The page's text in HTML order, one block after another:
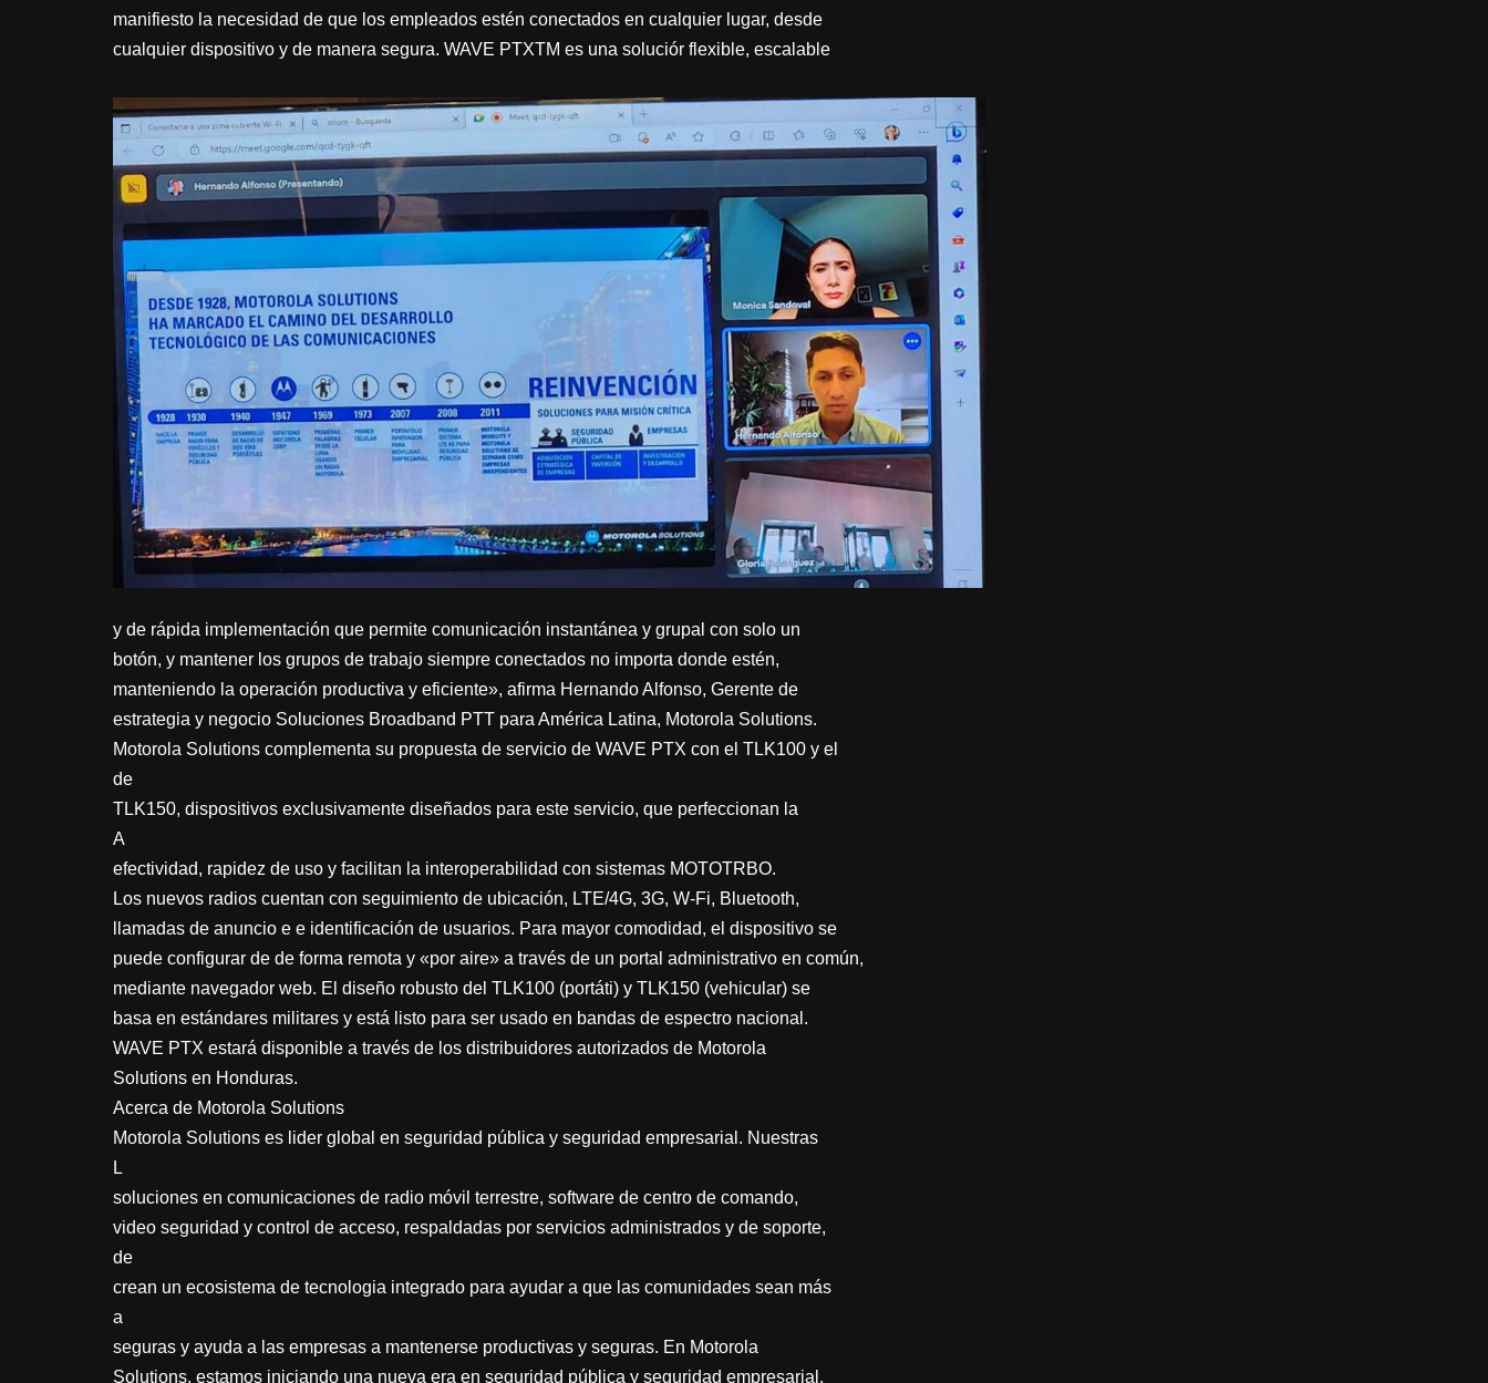
manifiesto la necesidad de que los empleados estén conectados en cualquier lugar, desde
cualquier dispositivo y de manera segura. WAVE PTXTM es una soluciór flexible, escalable
y de rápida implementación que permite comunicación instantánea y grupal con solo un
botón, y mantener los grupos de trabajo siempre conectados no importa donde estén,
manteniendo la operación productiva y eficiente», afirma Hernando Alfonso, Gerente de
estrategia y negocio Soluciones Broadband PTT para América Latina, Motorola Solutions.
Motorola Solutions complementa su propuesta de servicio de WAVE PTX con el TLK100 y el
de
TLK150, dispositivos exclusivamente diseñados para este servicio, que perfeccionan la
A
efectividad, rapidez de uso y facilitan la interoperabilidad con sistemas MOTOTRBO.
Los nuevos radios cuentan con seguimiento de ubicación, LTE/4G, 3G, W-Fi, Bluetooth,
llamadas de anuncio e e identificación de usuarios. Para mayor comodidad, el dispositivo se
puede configurar de de forma remota y «por aire» a través de un portal administrativo en común,
mediante navegador web. El diseño robusto del TLK100 (portáti) y TLK150 (vehicular) se
basa en estándares militares y está listo para ser usado en bandas de espectro nacional.
WAVE PTX estará disponible a través de los distribuidores autorizados de Motorola
Solutions en Honduras.
Acerca de Motorola Solutions
Motorola Solutions es lider global en seguridad pública y seguridad empresarial. Nuestras
L
soluciones en comunicaciones de radio móvil terrestre, software de centro de comando,
video seguridad y control de acceso, respaldadas por servicios administrados y de soporte,
de
crean un ecosistema de tecnologia integrado para ayudar a que las comunidades sean más
a
seguras y ayuda a las empresas a mantenerse productivas y seguras. En Motorola
Solutions, estamos iniciando una nueva era en seguridad pública y seguridad empresarial.